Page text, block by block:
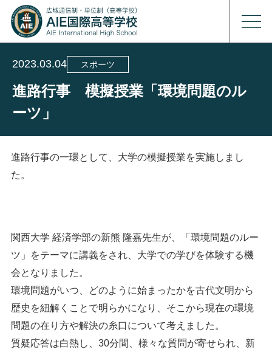
2023.03.04 スポーツ
進路行事 模擬授業「環境問題のル
ーツ」
進路行事の一環として、大学の模擬授業を実施しまし
た。
関西大学 経済学部の新熊 隆嘉先生が、「環境問題のルー
ツ」をテーマに講義をされ、大学での学びを体験する機
会となりました。
環境問題がいつ、どのように始まったかを古代文明から
歴史を紐解くことで明らかになり、そこから現在の環境
問題の在り方や解決の糸口について考えました。
質疑応答は白熱し、 30分間、様々な質問が寄せられ、新